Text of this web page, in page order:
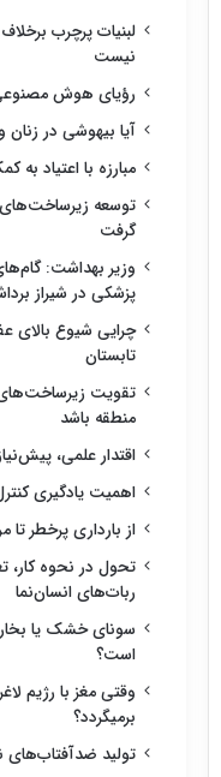
لبنیات پرچرب
نیست
رؤیای هوش
آیا بیهوشی در
مبارزه با اعتیاد
گرفت
وزیر بهداشت:
پزشکی در شیراز
چرایی شیوع
تابستان
تقویت
منطقه باشد
اقتدار علمی،
اهمیت یادگیری کنترل
از بارداری پرخطر تا
تحول در نحوه کار،
ربات‌های انسان‌نما
سونای خشک یا
است؟
وقتی مغز با رژیم
برمیگردد؟
تولید ضدآفتاب‌های